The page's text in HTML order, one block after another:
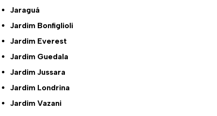
Jaraguá
Jardim Bonfiglioli
Jardim Everest
Jardim Guedala
Jardim Jussara
Jardim Londrina
Jardim Vazani